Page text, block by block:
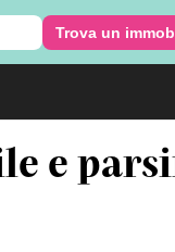
Trova un
e